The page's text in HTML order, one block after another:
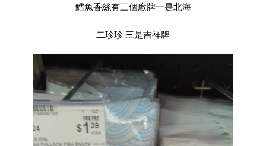
鱈魚香絲有三個廠牌一是北海
二珍珍 三是吉祥牌